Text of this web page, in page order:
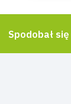
Spodobał